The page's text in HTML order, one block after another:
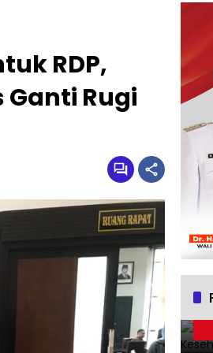
RDP,
Ganti Rugi